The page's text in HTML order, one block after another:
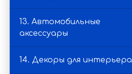
13. Автомобильные
аксессуары
14. Декоры для интерьера